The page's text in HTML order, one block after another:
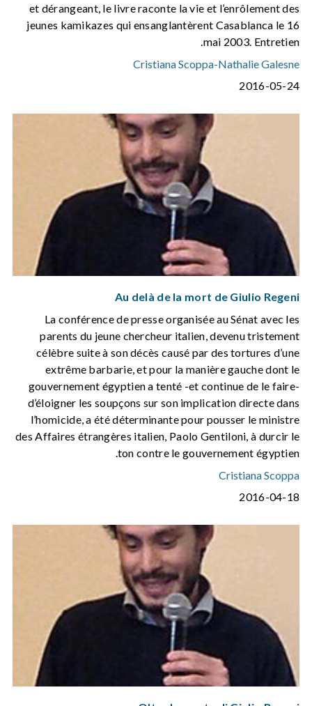
et dérangeant, le livre raconte la vie et l’enrôlement des
jeunes kamikazes qui ensanglantèrent Casablanca le 16
mai 2003. Entretien.
Nathalie Galesne
-
Cristiana Scoppa
2016-05-24
Au delà de la mort de Giulio Regeni
La conférence de presse organisée au Sénat avec les
parents du jeune chercheur italien, devenu tristement
célèbre suite à son décès causé par des tortures d’une
extrême barbarie, et pour la manière gauche dont le
gouvernement égyptien a tenté -et continue de le faire-
d’éloigner les soupçons sur son implication directe dans
l’homicide, a été déterminante pour pousser le ministre
des Affaires étrangères italien, Paolo Gentiloni, à durcir le
ton contre le gouvernement égyptien.
Cristiana Scoppa
2016-04-18